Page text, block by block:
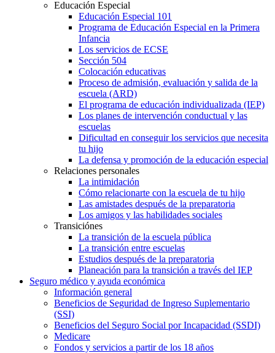
Educación Especial
Educación Especial 101
Programa de Educación Especial en la Primera
Infancia
Los servicios de ECSE
Sección 504
Colocación educativas
Proceso de admisión, evaluación y salida de la
escuela (ARD)
El programa de educación individualizada (IEP)
Los planes de intervención conductual y las
escuelas
Dificultad en conseguir los servicios que necesita
tu hijo
La defensa y promoción de la educación especial
Relaciones personales
La intimidación
Cómo relacionarte con la escuela de tu hijo
Las amistades después de la preparatoria
Los amigos y las habilidades sociales
Transiciónes
La transición de la escuela pública
La transición entre escuelas
Estudios después de la preparatoria
Planeación para la transición a través del IEP
Seguro médico y ayuda económica
Información general
Beneficios de Seguridad de Ingreso Suplementario
(SSI)
Beneficios del Seguro Social por Incapacidad (SSDI)
Medicare
Fondos y servicios a partir de los 18 años